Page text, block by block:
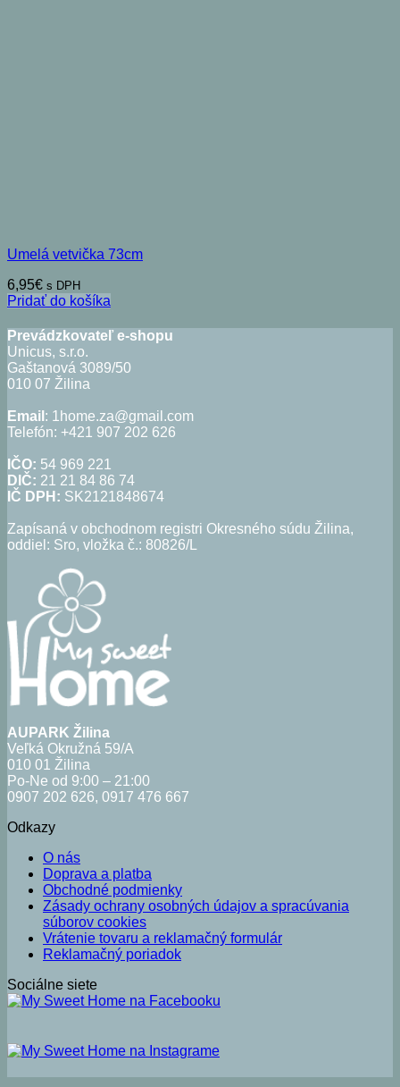
Umelá vetvička 73cm
6,95€ s DPH
Pridať do košíka
Prevádzkovateľ e-shopu
Unicus, s.r.o.
Gaštanová 3089/50
010 07 Žilina
Email : 1home.za@gmail.com
Telefón: +421 907 202 626
IČO: 54 969 221
DIČ: 21 21 84 86 74
IČ DPH: SK2121848674
Zapísaná v obchodnom registri Okresného súdu Žilina,
oddiel: Sro, vložka č.: 80826/L
AUPARK Žilina
Veľká Okružná 59/A
010 01 Žilina
Po-Ne od 9:00 – 21:00
0907 202 626, 0917 476 667
Odkazy
O nás
Doprava a platba
Obchodné podmienky
Zásady ochrany osobných údajov a spracúvania
súborov cookies
Vrátenie tovaru a reklamačný formulár
Reklamačný poriadok
Sociálne siete